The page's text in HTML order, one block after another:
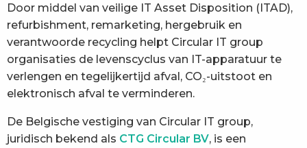
Door middel van veilige IT Asset Disposition (ITAD),
refurbishment, remarketing, hergebruik en
verantwoorde recycling helpt Circular IT group
organisaties de levenscyclus van IT-apparatuur te
verlengen en tegelijkertijd afval, CO₂-uitstoot en
elektronisch afval te verminderen.
De Belgische vestiging van Circular IT group,
juridisch bekend als CTG Circular BV, is een